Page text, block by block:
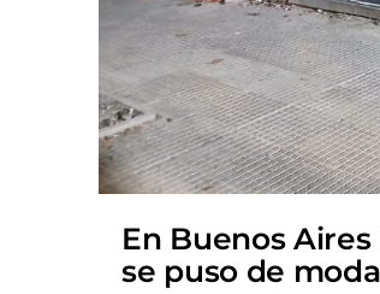
En Buenos
se puso de moda